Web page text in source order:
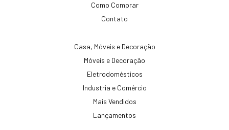
Como Comprar
Contato
Casa, Móveis e Decoração
Móveis e Decoração
Eletrodomésticos
Industria e Comércio
Mais Vendidos
Lançamentos